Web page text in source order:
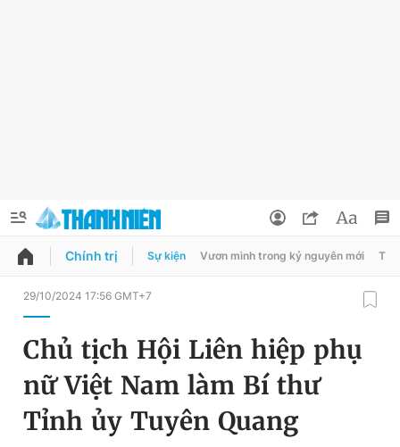
QUẢNG CÁO ĐẶT BÁO
Chuyên mục
Chuyên mục khác
Đổi mật khẩu
Tin đã lưu
Tin đã xem
Chính trị Sự kiện Vươn mình trong kỷ nguyên mới
29/10/2024 17:56 GMT+7
Chủ tịch Hội Liên hiệp phụ
nữ Việt Nam làm Bí thư
Tỉnh ủy Tuyên Quang